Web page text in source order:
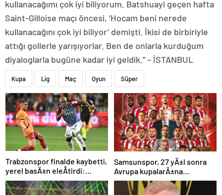
kullanacağımı çok iyi biliyorum. Batshuayi geçen hafta
Saint-Gilloise maçı öncesi, ‘Hocam beni nerede
kullanacağını çok iyi biliyor’ demişti. İkisi de birbiriyle
attığı gollerle yarışıyorlar. Ben de onlarla kurduğum
diyaloglarla bugüne kadar iyi geldik.” – İSTANBUL
Kupa Lig Maç Oyun Süper
Trabzonspor finalde kaybetti,
yerel basÄ±n eleÅtirdi:
“Futbol felaket, sonuÃ§
rezalet”
Samsunspor, 27 yÄ±l sonra
Avrupa kupalarÄ±na
katÄ±lÄ±yor